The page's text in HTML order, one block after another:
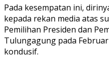
Pada kesempatan ini,
kepada rekan media atas
Pemilihan Presiden dan
Tulungagung pada
kondusif.